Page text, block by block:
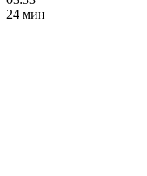
24 мин